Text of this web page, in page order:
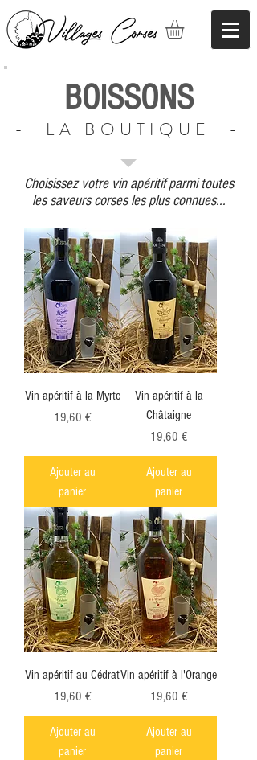
BOISSONS
- LA BOUTIQUE -
Choisissez votre vin apéritif parmi toutes
les saveurs corses les plus connues...
Vin apéritif à la Myrte
Prix
19,60 €
Ajouter au
panier
Vin apéritif à la
Châtaigne
Prix
19,60 €
Ajouter au
panier
Vin apéritif au Cédrat
Prix
19,60 €
Ajouter au
panier
Vin apéritif à l'Orange
Prix
19,60 €
Ajouter au
panier